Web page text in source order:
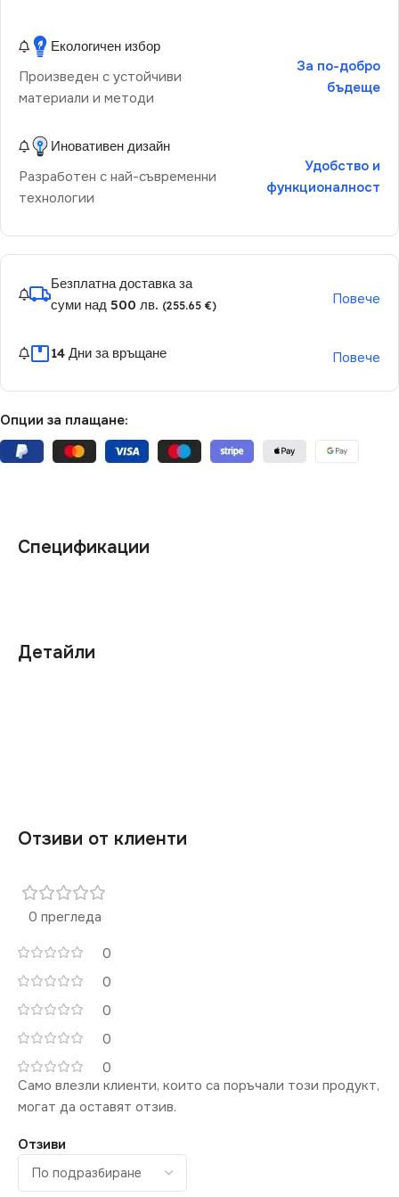
Екологичен избор
Произведен с устойчиви
материали и методи
За по-добро
бъдеще
Иновативен дизайн
Разработен с най-съвременни
технологии
Удобство и
функционалност
Безплатна доставка за
суми над 500 лв. (255.65 €) Повече
14 Дни за връщане Повече
Опции за плащане:
Детайли
Спецификации
Отзиви от клиенти
0 прегледа
0
0
0
0
0
Отзиви
Само влезли клиенти, които са поръчали този продукт,
могат да оставят отзив.